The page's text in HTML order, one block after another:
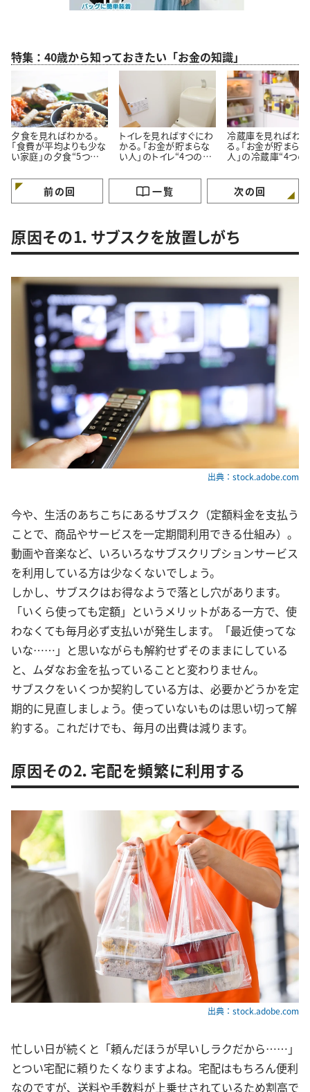
特集：40歳から知っておきたい「お金の知識」
夕食を見ればわかる。
「食費が平均よりも少な
い家庭」の夕食“5つの
トイレを見ればすぐにわ
かる。「お金が貯まらな
い人」のトイレ“4つの特
冷蔵庫を見ればわか
る。「お金が貯まら
人」の冷蔵庫“4つの
前の回 一覧 次の回
原因その1．サブスクを放置しがち
出典：stock.adobe.com
今や、生活のあちこちにあるサブスク（定額料金を支払う
ことで、商品やサービスを一定期間利用できる仕組み）。
動画や音楽など、いろいろなサブスクリプションサービス
を利用している方は少なくないでしょう。
しかし、サブスクはお得なようで落とし穴があります。
「いくら使っても定額」というメリットがある一方で、使
わなくても毎月必ず支払いが発生します。「最近使ってな
いな……」と思いながらも解約せずそのままにしている
と、ムダなお金を払っていることと変わりません。
サブスクをいくつか契約している方は、必要かどうかを定
期的に見直しましょう。使っていないものは思い切って解
約する。これだけでも、毎月の出費は減ります。
原因その2．宅配を頻繁に利用する
出典：stock.adobe.com
忙しい日が続くと「頼んだほうが早いしラクだから……」
とつい宅配に頼りたくなりますよね。宅配はもちろん便利
なのですが、送料や手数料が上乗せされているため割高で